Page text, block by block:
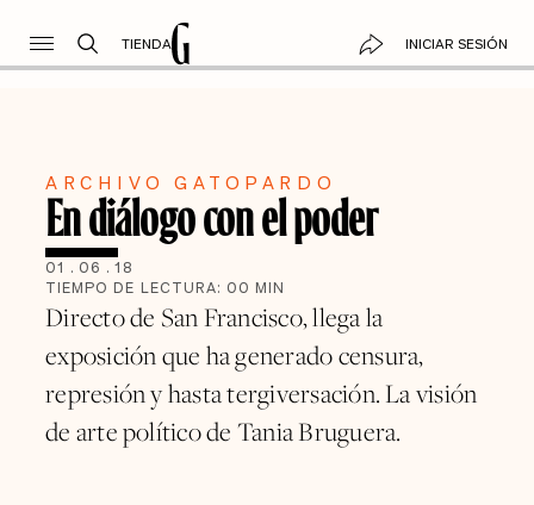
TIENDA INICIAR SESIÓN
ARCHIVO GATOPARDO
En diálogo con el poder
01 . 06 . 18
TIEMPO DE LECTURA: 00 MIN
Directo de San Francisco, llega la
exposición que ha generado censura,
represión y hasta tergiversación. La visión
de arte político de Tania Bruguera.